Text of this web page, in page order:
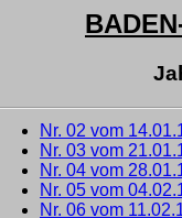
Nr. 02 vom
Nr. 03 vom
Nr. 04 vom
Nr. 05 vom
Nr. 06 vom